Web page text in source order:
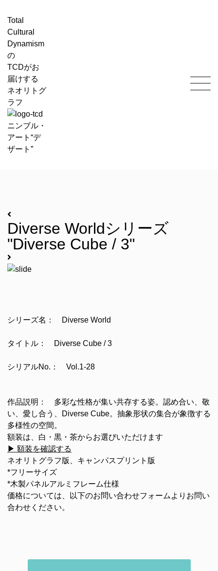
Total
Cultural
Dynamism
の
TCDがお
届けする
ネオリトグ
ラフ
ニンブル・
アート“デ
ザート”
Diverse Worldシリーズ
"Diverse Cube / 3"
シリーズ名： Diverse World
タイトル： Diverse Cube / 3
シリアルNo.： Vol.1-28
作品説明： 多彩な性格が集い共存する姿。認め合い、敬
い、愛し合う、Diverse Cube。抽象形状の集合が象徴する
多様性の空間。
額装は、白・黒・茶からお選びいただけます
▶ 額装を確認する
ネオリトグラフ版、キャンパスプリント版
*フリーサイズ
*木製パネルアルミフレーム仕様
価格については、以下のお問い合わせフォームよりお問い
合わせください。